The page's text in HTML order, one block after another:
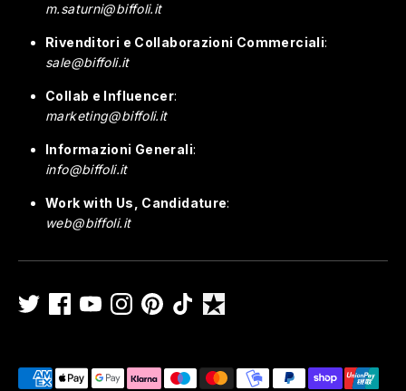
m.saturni@biffoli.it
Rivenditori e Collaborazioni Commerciali:
sale@biffoli.it
Collab e Influencer:
marketing@biffoli.it
Informazioni Generali:
info@biffoli.it
Work with Us, Candidature:
web@biffoli.it
Payment